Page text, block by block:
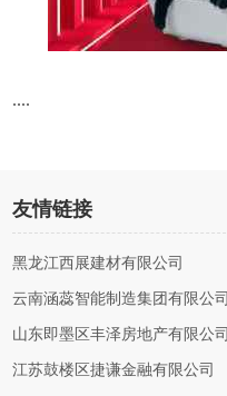
....
友情链接
黑龙江西展建材有限公司
云南涵蕊智能制造集团有限公司
山东即墨区丰泽房地产有限公司
江苏鼓楼区捷谦金融有限公司